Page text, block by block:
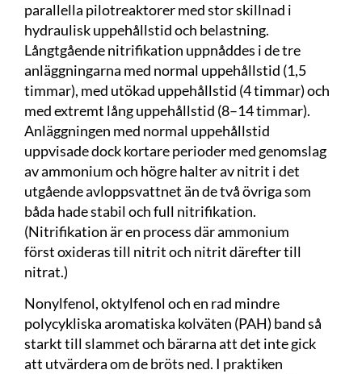
parallella pilotreaktorer med stor skillnad i
hydraulisk uppehållstid och belastning.
Långtgående nitrifikation uppnåddes i de tre
anläggningarna med normal uppehållstid (1,5
timmar), med utökad uppehållstid (4 timmar) och
med extremt lång uppehållstid (8–14 timmar).
Anläggningen med normal uppehållstid
uppvisade dock kortare perioder med genomslag
av ammonium och högre halter av nitrit i det
utgående avloppsvattnet än de två övriga som
båda hade stabil och full nitrifikation.
(Nitrifikation är en process där ammonium
först oxideras till nitrit och nitrit därefter till
nitrat.)
Nonylfenol, oktylfenol och en rad mindre
polycykliska aromatiska kolväten (PAH) band så
starkt till slammet och bärarna att det inte gick
att utvärdera om de bröts ned. I praktiken